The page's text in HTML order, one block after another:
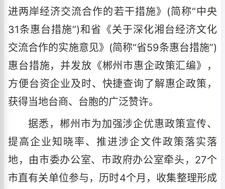
进两岸经济交流合作的若干措施》(简称“中央
31条惠台措施”)和省《关于深化湘台经济文化
交流合作的实施意见》(简称“省59条惠台措施”)
惠台措施，并发放《郴州市惠企政策汇编》，
方便台资企业及时、快捷查询了解惠企政策，
获得当地台商、台胞的广泛赞许。
据悉，郴州市为加强涉企优惠政策宣传、
提高企业知晓率、推进涉企文件政策落实落
地，由市委办公室、市政府办公室牵头，27个
市直有关单位参与，历时4个月，收集整理形成